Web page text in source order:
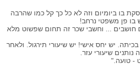
בו ביומיום וזה לא כל כך קל כמו שהרבה
בו פן משפטי נרחב!
חושבים ... וחשבי שכר זה תחום שפשוט מלא
יש יחס אישי! יש שיעורי תירגול. ולאחר
שיעורי עזר.
- טועה."